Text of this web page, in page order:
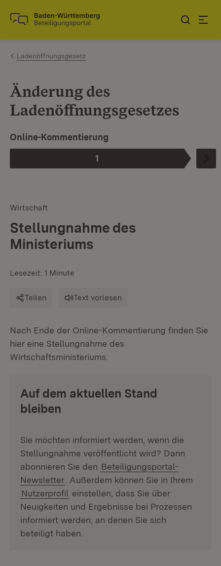
Zum Inhalt springen
Link zur Startseite
Ladenöffnungsgesetz
Änderung des
Ladenöffnungsgesetzes
Phase
1
:
Ist die aktuelle Phase.
Online-Kommentierung
Wirtschaft
Stellungnahme des
Ministeriums
Lesezeit: 1 Minute
Teilen Text vorlesen
Nach Ende der Online-Kommentierung finden Sie
hier eine Stellungnahme des
Wirtschaftsministeriums.
Auf dem aktuellen Stand
bleiben
Sie möchten informiert werden, wenn die
Stellungnahme veröffentlicht wird? Dann
abonnieren Sie den Beteiligungsportal-
Newsletter . Außerdem können Sie in Ihrem
Nutzerprofil einstellen, dass Sie über
Neuigkeiten und Ergebnisse bei Prozessen
informiert werden, an denen Sie sich
beteiligt haben.